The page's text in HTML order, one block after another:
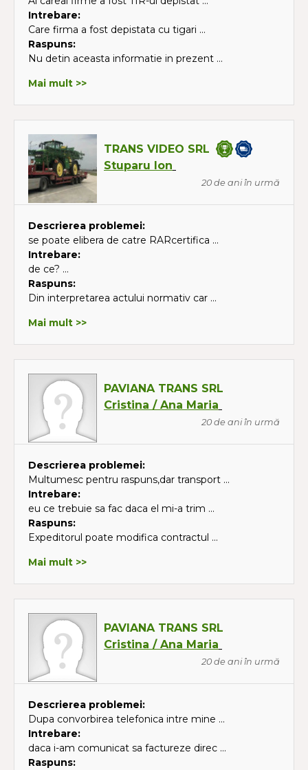
Intrebare:
Care firma a fost depistata cu tigari ...
Raspuns:
Nu detin aceasta informatie in prezent ...
Mai mult >>
TRANS VIDEO SRL
Stuparu Ion
20 de ani în urmă
Descrierea problemei:
se poate elibera de catre RARcertifica ...
Intrebare:
de ce? ...
Raspuns:
Din interpretarea actului normativ car ...
Mai mult >>
PAVIANA TRANS SRL
Cristina / Ana Maria
20 de ani în urmă
Descrierea problemei:
Multumesc pentru raspuns,dar transport ...
Intrebare:
eu ce trebuie sa fac daca el mi-a trim ...
Raspuns:
Expeditorul poate modifica contractul ...
Mai mult >>
PAVIANA TRANS SRL
Cristina / Ana Maria
20 de ani în urmă
Descrierea problemei:
Dupa convorbirea telefonica intre mine ...
Intrebare:
daca i-am comunicat sa factureze direc ...
Raspuns: